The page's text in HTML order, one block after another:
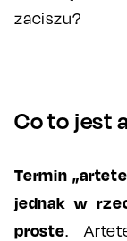
zaciszu?
Co to jest
Termin
jednak w
proste.